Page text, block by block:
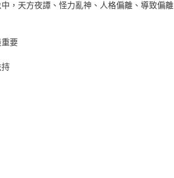
，天方夜譚、怪力亂神、人格偏離、導致偏離
要
持